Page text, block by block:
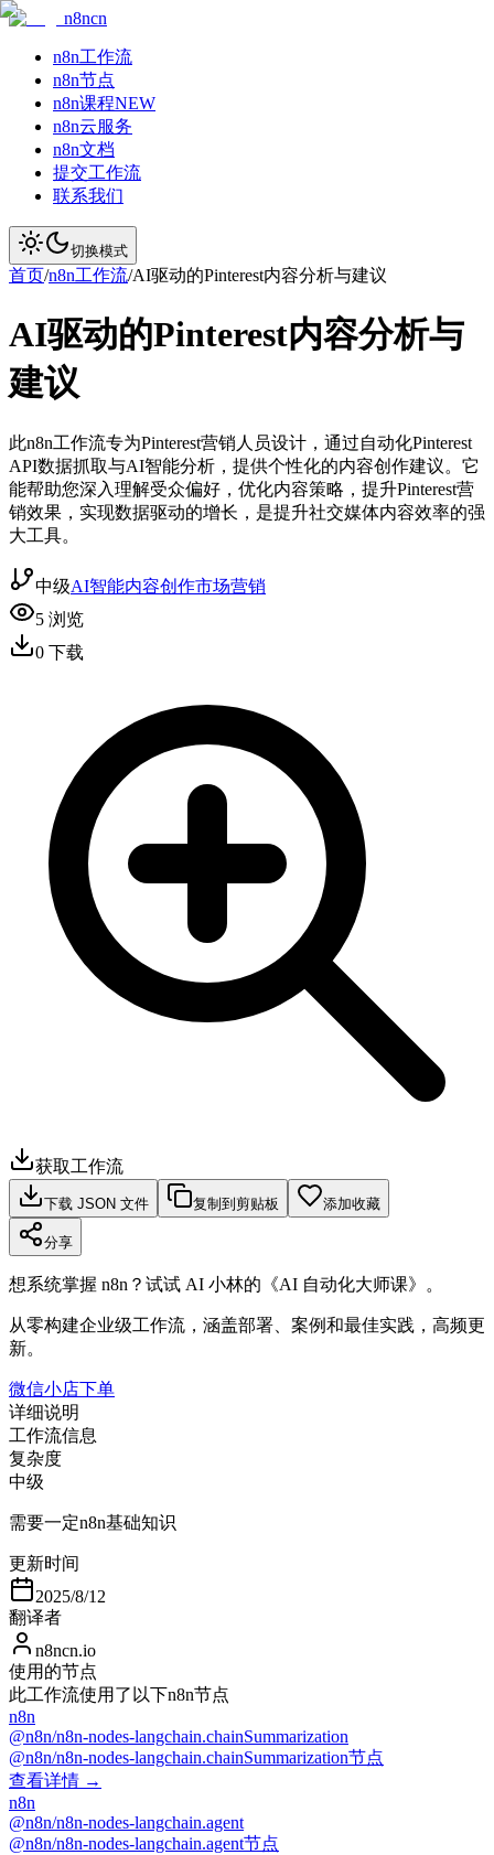
n8ncn
n8n工作流
n8n节点
n8n课程NEW
n8n云服务
n8n文档
提交工作流
联系我们
切换模式
首页/n8n工作流/AI驱动的Pinterest内容分析与建议
AI驱动的Pinterest内容分析与
建议
此n8n工作流专为Pinterest营销人员设计，通过自动化Pinterest
API数据抓取与AI智能分析，提供个性化的内容创作建议。它
能帮助您深入理解受众偏好，优化内容策略，提升Pinterest营
销效果，实现数据驱动的增长，是提升社交媒体内容效率的强
大工具。
中级AI智能内容创作市场营销
5 浏览
0 下载
获取工作流
下载 JSON 文件 复制到剪贴板 添加收藏
分享
想系统掌握 n8n？试试 AI 小林的《AI 自动化大师课》。
从零构建企业级工作流，涵盖部署、案例和最佳实践，高频更
新。
微信小店下单
详细说明
工作流信息
复杂度
中级
需要一定n8n基础知识
更新时间
2025/8/12
翻译者
n8ncn.io
使用的节点
此工作流使用了以下n8n节点
n8n
@n8n/n8n-nodes-langchain.chainSummarization
@n8n/n8n-nodes-langchain.chainSummarization节点
查看详情 →
n8n
@n8n/n8n-nodes-langchain.agent
@n8n/n8n-nodes-langchain.agent节点